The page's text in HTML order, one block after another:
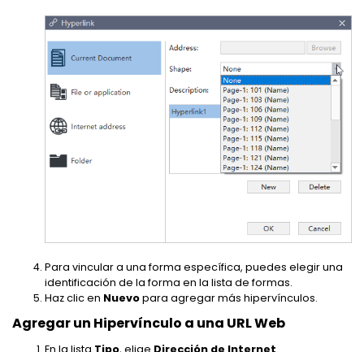
Para vincular a una forma específica, puedes elegir una
identificación de la forma en la lista de formas.
Haz clic en Nuevopara agregar más hipervínculos.
Agregar un Hipervínculo a una URL Web